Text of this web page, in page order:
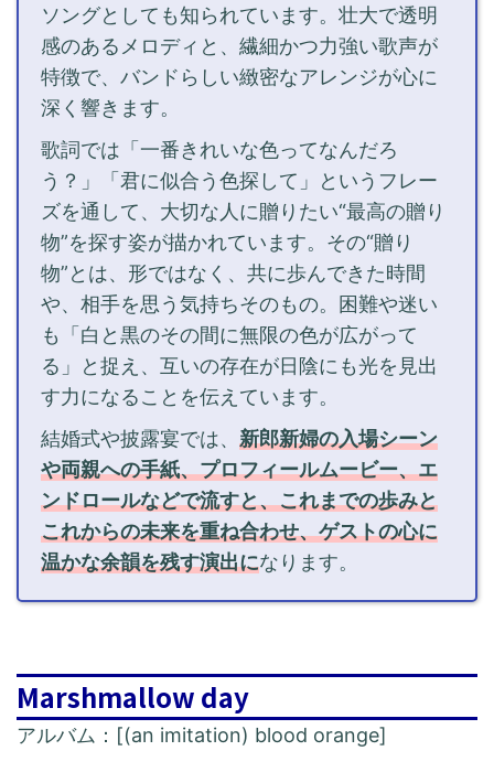
ソングとしても知られています。壮大で透明
感のあるメロディと、繊細かつ力強い歌声が
特徴で、バンドらしい緻密なアレンジが心に
深く響きます。
歌詞では「一番きれいな色ってなんだろ
う？」「君に似合う色探して」というフレー
ズを通して、大切な人に贈りたい“最高の贈り
物”を探す姿が描かれています。その“贈り
物”とは、形ではなく、共に歩んできた時間
や、相手を思う気持ちそのもの。困難や迷い
も「白と黒のその間に無限の色が広がって
る」と捉え、互いの存在が日陰にも光を見出
す力になることを伝えています。
結婚式や披露宴では、 新郎新婦の入場シーン
や両親への手紙、プロフィールムービー、エ
ンドロールなどで流すと、これまでの歩みと
これからの未来を重ね合わせ、ゲストの心に
温かな余韻を残す演出になります。
Marshmallow day
アルバム：[(an imitation) blood orange]